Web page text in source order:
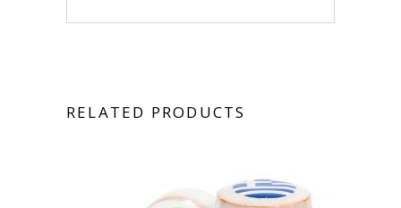
RELATED PRODUCTS